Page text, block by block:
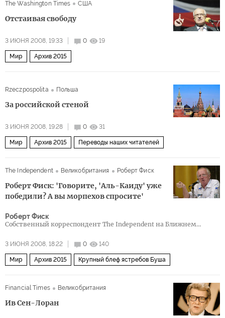
The Washington Times США
Отстаивая свободу
3 ИЮНЯ 2008, 19:33 0 19
Мир Архив 2015
Rzeczpospolita Польша
За российской стеной
3 ИЮНЯ 2008, 19:28 0 31
Мир Архив 2015 Переводы наших читателей
The Independent Великобритания Роберт Фиск
Роберт Фиск: 'Говорите, 'Аль-Каиду' уже
победили? А вы морпехов спросите'
Роберт Фиск
Cобственный корреспондент The Independent на Ближнем
3 ИЮНЯ 2008, 18:22 0 140
Мир Архив 2015 Крупный блеф ястребов Буша
Financial Times Великобритания
Ив Сен-Лоран